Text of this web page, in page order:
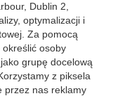
Dublin 2,
optymalizacji i
Za pomocą
osoby
grupę docelową
z piksela
przez nas reklamy